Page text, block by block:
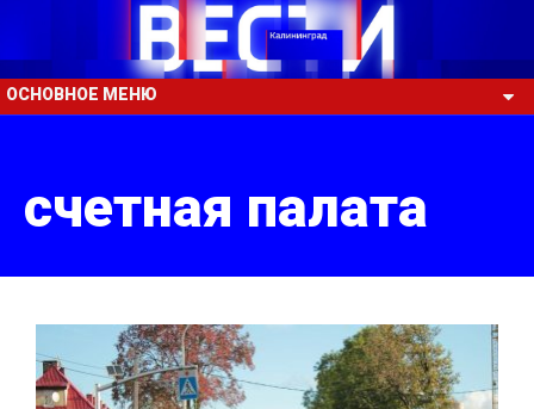
ОСНОВНОЕ МЕНЮ
счетная палата